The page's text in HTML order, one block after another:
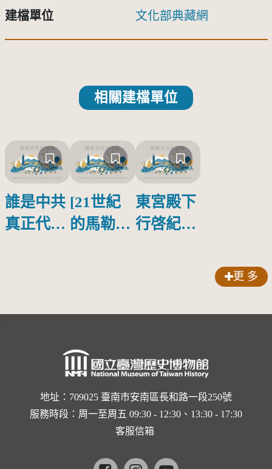
建檔單位 文化部典藏網
相關建檔單位
誰是中共
真正代言
[21世紀
的馬勒、
的依戀—
勒大地之
歌]【對
世界與生
命的依戀
馬勒大地
東宮殿下
行啓紀念
更 多
地址：709025 臺南市安南區長和路一段250號
服務時段：周一至周五 09:30 - 12:30、13:30 - 17:30
客服信箱
Facebookinstagramyoutube